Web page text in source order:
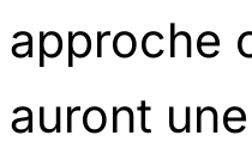
approche
auront